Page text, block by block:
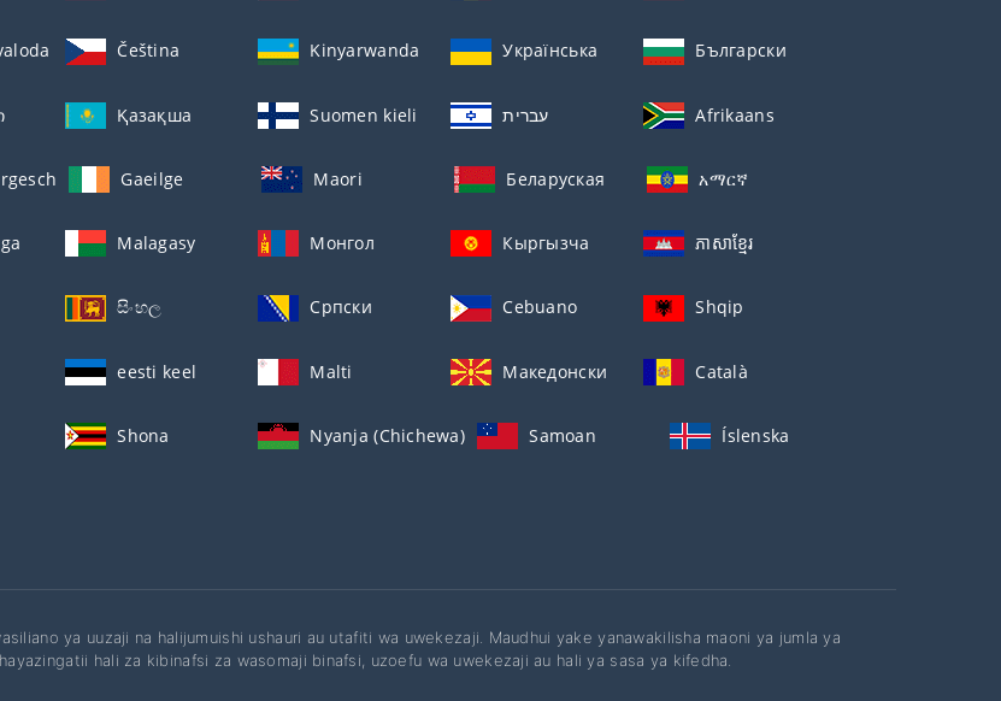
Čeština Kinyarwanda Українська Български
Қазақша Suomen kieli עברית Afrikaans
Gaeilge Maori Беларуская አማርኛ
Malagasy Монгол Кыргызча ភាសាខ្មែរ
සිංහල Српски Cebuano Shqip
eesti keel Malti Македонски Català
Shona Nyanja (Chichewa) Samoan Íslenska
ya uuzaji na halijumuishi ushauri au utafiti wa uwekezaji. Maudhui yake yanawakilisha maoni ya jumla ya
hali za kibinafsi za wasomaji binafsi, uzoefu wa uwekezaji au hali ya sasa ya kifedha.